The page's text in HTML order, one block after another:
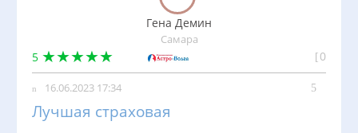
Гена Демин
Самара
5 0
16.06.2023 17:34
Лучшая страховая